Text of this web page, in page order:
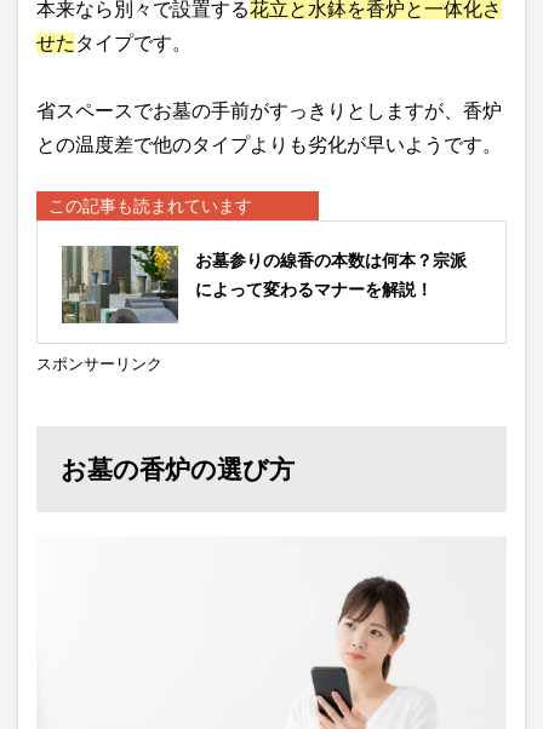
本来なら別々で設置する花立と水鉢を香炉と一体化さ
せた タイプです。
省スペースでお墓の手前がすっきりとしますが、香炉
との温度差で他のタイプよりも劣化が早いようです。
この記事も読まれています
お墓参りの線香の本数は何本？宗派
によって変わるマナーを解説！
スポンサーリンク
お墓の香炉の選び方